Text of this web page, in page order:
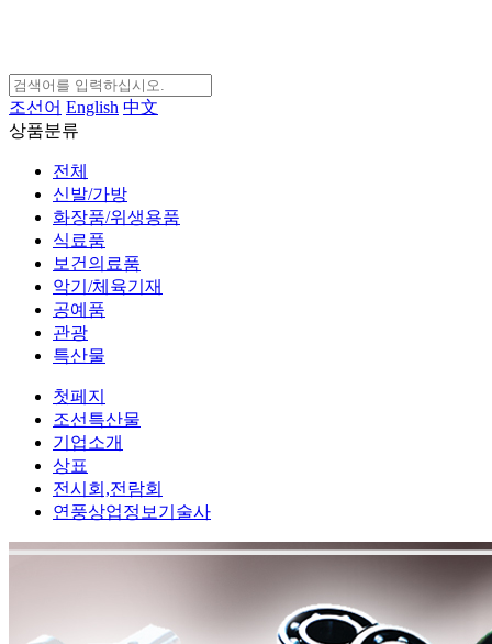
조선어 English 中文
상품분류
전체
신발/가방
화장품/위생용품
식료품
보건의료품
악기/체육기재
공예품
관광
특산물
첫페지
조선특산물
기업소개
상표
전시회,전람회
연풍상업정보기술사